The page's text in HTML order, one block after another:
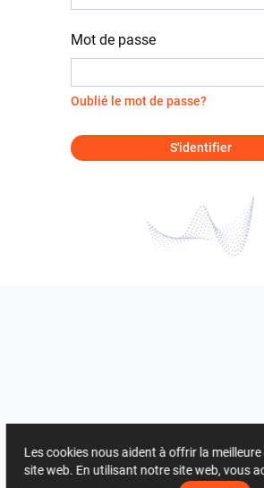
Mot de passe
Oublié le mot de passe?
S'identifier
Les cookies nous aident à offrir la
site web. En utilisant notre site web, vous